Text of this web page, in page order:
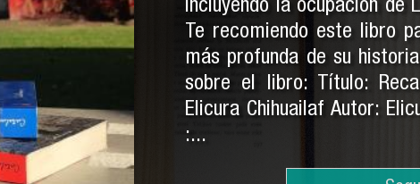
incluyendo la ocupación de
Te recomiendo este libro
más profunda de su
sobre el libro: Título:
Elicura Chihuailaf Autor:
:...